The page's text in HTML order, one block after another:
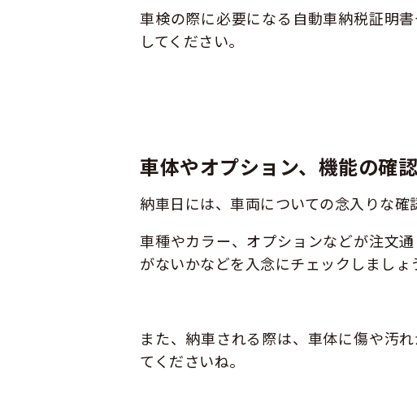
車検の際に必要になる自動車納税証明
してください。
車体やオプション、機能の確認
納車日には、車両についての念入りな確
車種やカラー、オプションなどが注文
がないかなどを入念にチェックしましょ
また、納車される際は、車体に傷や汚
てくださいね。